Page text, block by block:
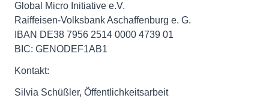
Global Micro Initiative e.V.
Raiffeisen-Volksbank Aschaffenburg e. G.
IBAN DE38 7956 2514 0000 4739 01
BIC: GENODEF1AB1
Kontakt:
Silvia Schüßler, Öffentlichkeitsarbeit